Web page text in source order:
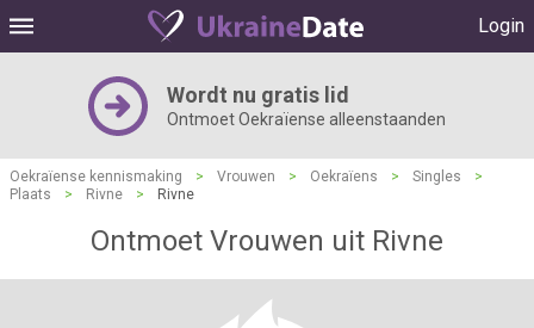
Login
Wordt nu gratis lid
Ontmoet Oekraïense alleenstaanden
Oekraïense kennismaking > Vrouwen > Oekraïens > Singles
>
Plaats
> Rivne > Rivne
Ontmoet Vrouwen uit Rivne